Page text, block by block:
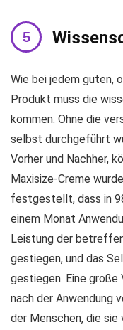
Wie bei jedem guten,
Produkt muss die
kommen. Ohne die
selbst durchgeführt
Vorher und Nachher,
Maxisize-Creme
festgestellt, dass in
einem Monat
Leistung der
gestiegen, und das
gestiegen. Eine große
nach der Anwendung
der Menschen, die